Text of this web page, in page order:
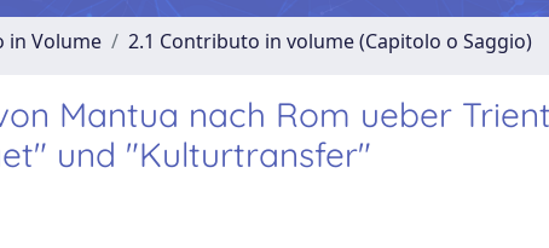
in Volume 2.1 Contributo in volume (Capitolo o Saggio)
Mantua nach Rom ueber
und "Kulturtransfer"